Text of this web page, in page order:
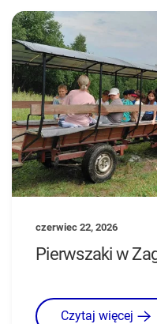
czerwiec 22, 2026
Pierwszaki w
Czytaj więcej